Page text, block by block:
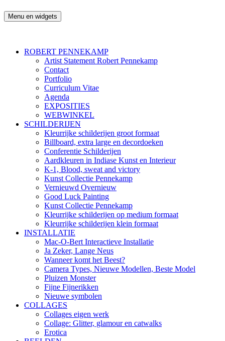
naar
Robert Pennekamp
Menu en widgets
ROBERT PENNEKAMP
Artist Statement Robert Pennekamp
Contact
Portfolio
Curriculum Vitae
Agenda
EXPOSITIES
WEBWINKEL
SCHILDERIJEN
Kleurrijke schilderijen groot formaat
Billboard, extra large en decordoeken
Conferentie Schilderijen
Aardkleuren in Indiase Kunst en Interieur
K-1, Blood, sweat and victory
Kunst Collectie Pennekamp
Vernieuwd Overnieuw
Good Luck Painting
Kunst Collectie Pennekamp
Kleurrijke schilderijen op medium formaat
Kleurrijke schilderijen klein formaat
INSTALLATIE
Mac-O-Bert Interactieve Installatie
Ja Zeker, Lange Neus
Wanneer komt het Beest?
Camera Types, Nieuwe Modellen, Beste Model
Pluizen Monster
Fijne Fijnerikken
Nieuwe symbolen
COLLAGES
Collages eigen werk
Collage: Glitter, glamour en catwalks
Erotica